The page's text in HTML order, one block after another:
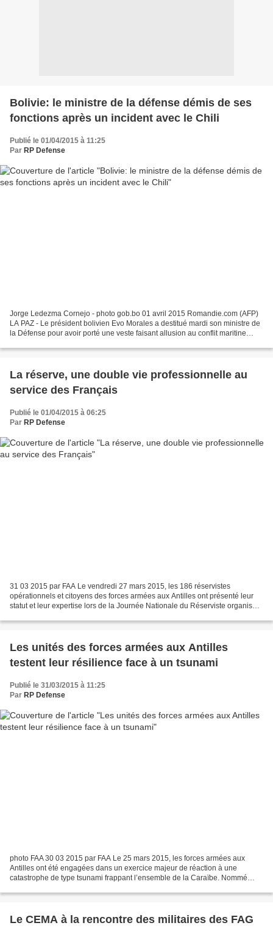
Bolivie: le ministre de la défense démis de ses
fonctions après un incident avec le Chili
Publié le 01/04/2015 à 11:25
Par RP Defense
Jorge Ledezma Cornejo - photo gob.bo 01 avril 2015 Romandie.com (AFP)
LA PAZ - Le président bolivien Evo Morales a destitué mardi son ministre de
la Défense pour avoir porté une veste faisant allusion au conflit maritine
La réserve, une double vie professionnelle au
service des Français
Publié le 01/04/2015 à 06:25
Par RP Defense
31 03 2015 par FAA Le vendredi 27 mars 2015, les 186 réservistes
opérationnels et citoyens des forces armées aux Antilles ont présenté leur
statut et leur expertise lors de la Journée Nationale du Réserviste organisée
Les unités des forces armées aux Antilles
testent leur résilience face à un tsunami
Publié le 31/03/2015 à 11:25
Par RP Defense
photo FAA 30 03 2015 par FAA Le 25 mars 2015, les forces armées aux
Antilles ont été engagées dans un exercice majeur de réaction à une
catastrophe de type tsunami frappant l’ensemble de la Caraïbe. Nommé
Le CEMA à la rencontre des militaires des FAG